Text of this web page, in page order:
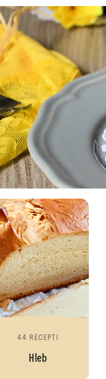
44 RECEPTI
Hleb